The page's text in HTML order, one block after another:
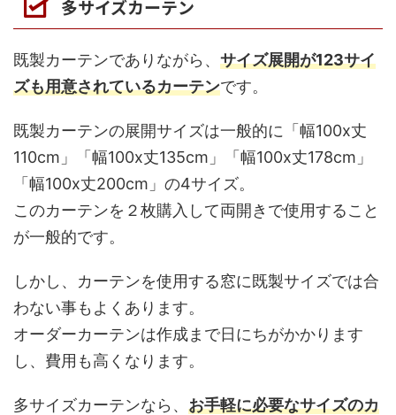
多サイズカーテン
既製カーテンでありながら、 サイズ展開が123サイ
ズも用意されているカーテンです。
既製カーテンの展開サイズは一般的に「幅100x丈
110cm」「幅100x丈135cm」「幅100x丈178cm」
「幅100x丈200cm」の4サイズ。
このカーテンを２枚購入して両開きで使用すること
が一般的です。
しかし、カーテンを使用する窓に既製サイズでは合
わない事もよくあります。
オーダーカーテンは作成まで日にちがかかります
し、費用も高くなります。
多サイズカーテンなら、 お手軽に必要なサイズのカ